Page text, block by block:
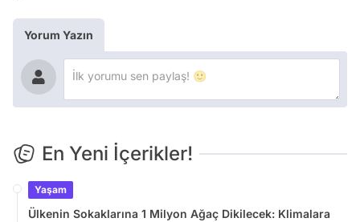
Yorum Yazın
En Yeni İçerikler!
Yaşam
Ülkenin Sokaklarına 1 Milyon Ağaç Dikilecek: Klimalara